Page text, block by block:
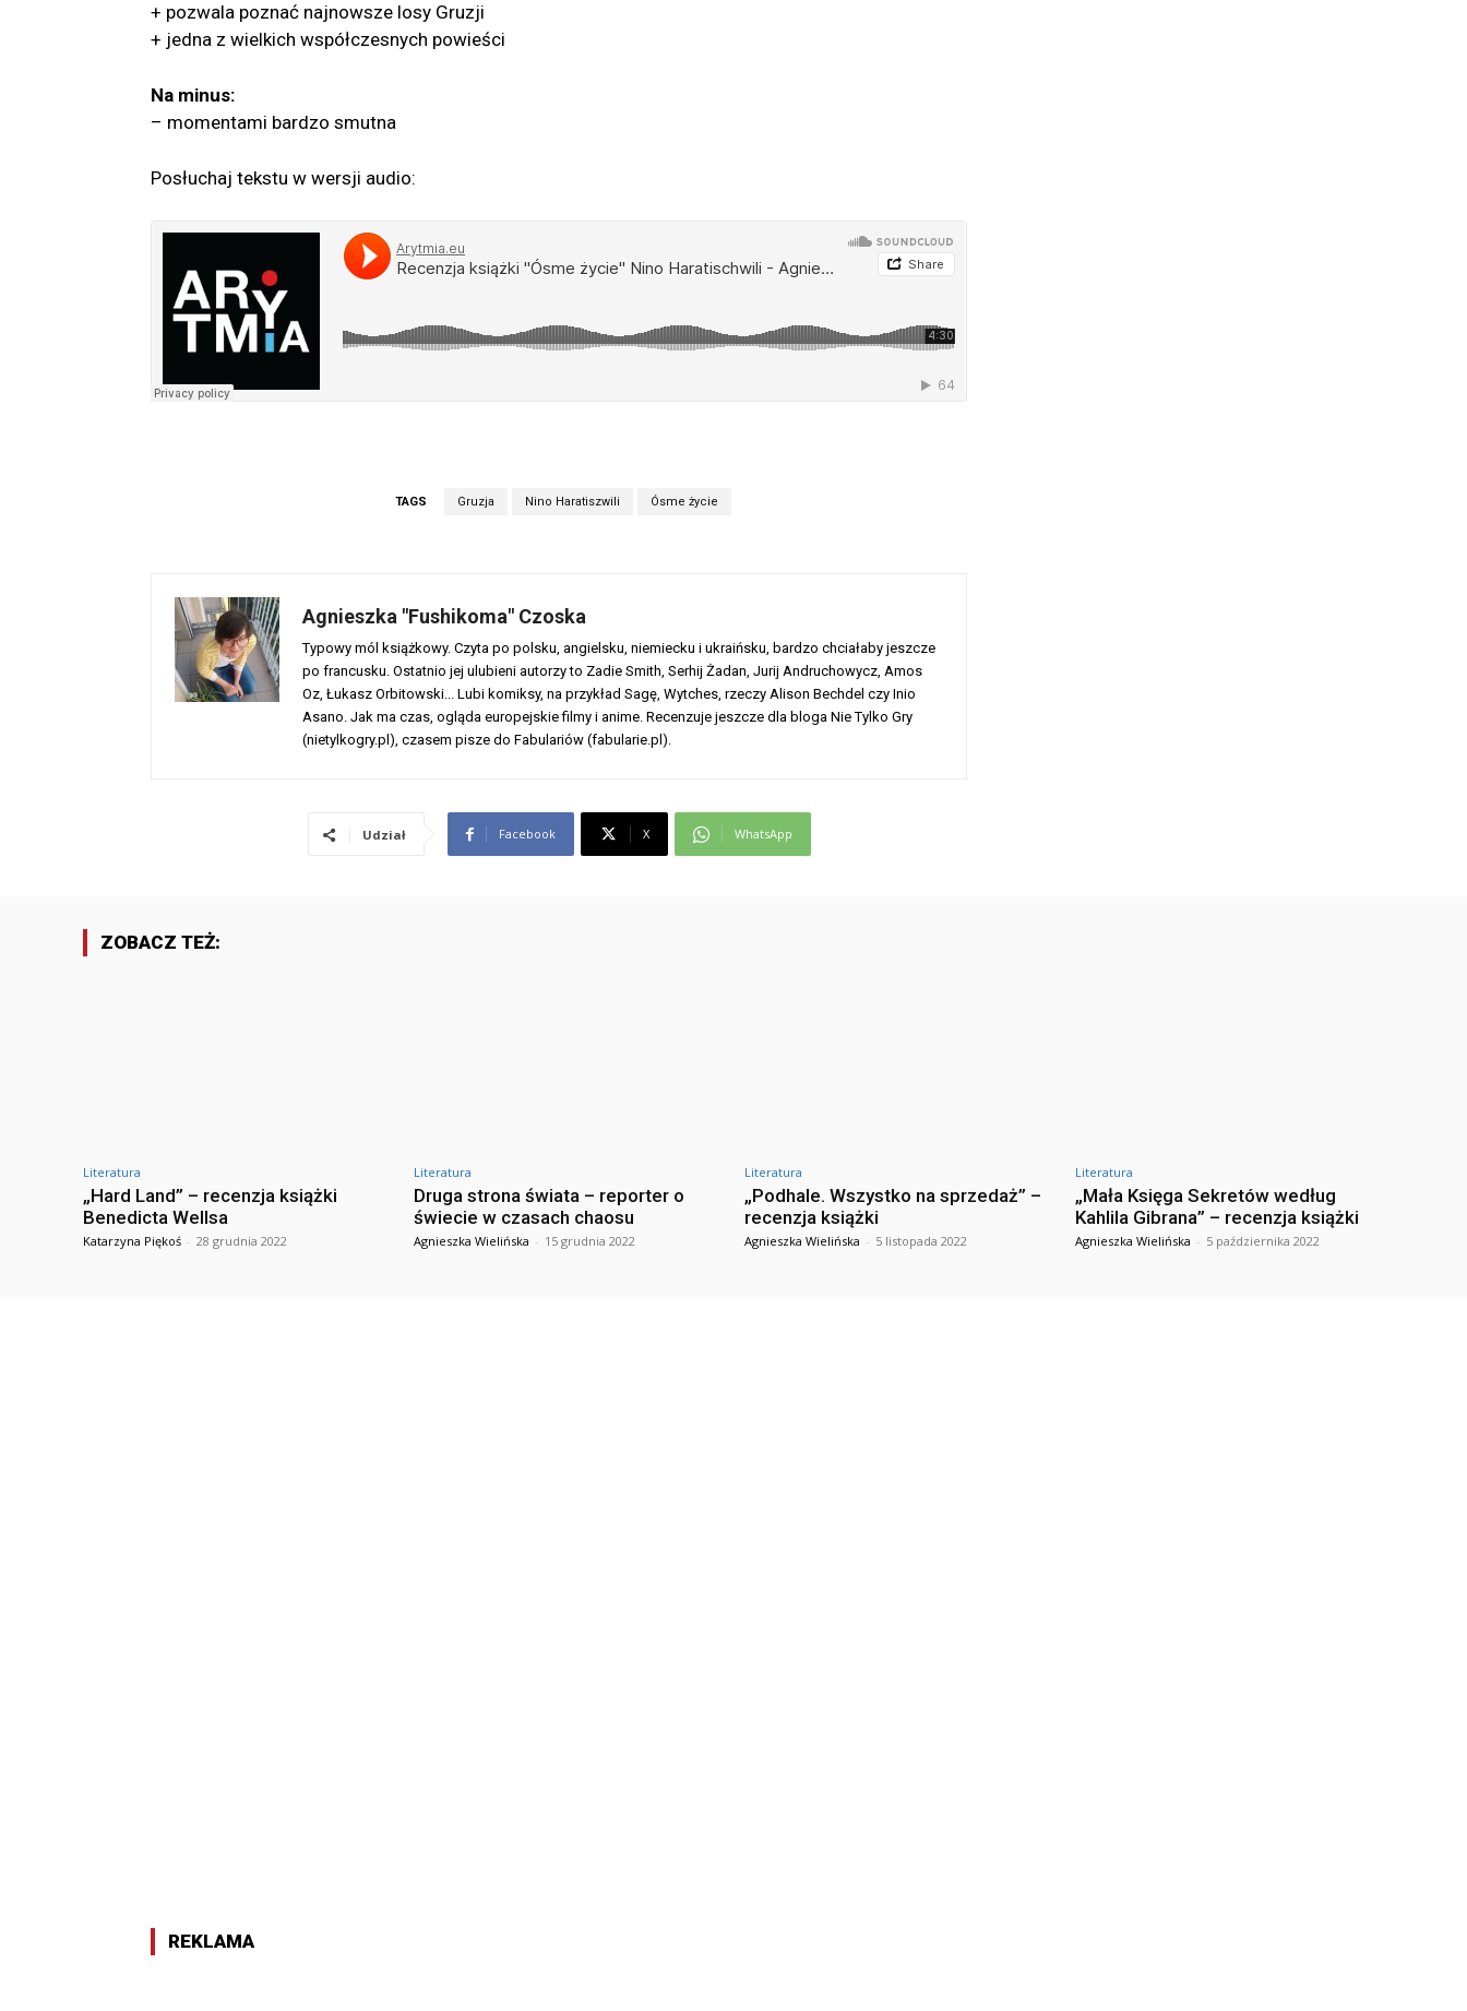
+ pozwala poznać najnowsze losy Gruzji
+ jedna z wielkich współczesnych powieści
Na minus:
– momentami bardzo smutna
Posłuchaj tekstu w wersji audio:
TAGS Gruzja Nino Haratiszwili Ósme życie
Agnieszka "Fushikoma" Czoska
Typowy mól książkowy. Czyta po polsku, angielsku, niemiecku i ukraińsku, bardzo chciałaby jeszcze
po francusku. Ostatnio jej ulubieni autorzy to Zadie Smith, Serhij Żadan, Jurij Andruchowycz, Amos
Oz, Łukasz Orbitowski... Lubi komiksy, na przykład Sagę, Wytches, rzeczy Alison Bechdel czy Inio
Asano. Jak ma czas, ogląda europejskie filmy i anime. Recenzuje jeszcze dla bloga Nie Tylko Gry
(nietylkogry.pl), czasem pisze do Fabulariów (fabularie.pl).
Udział Facebook X WhatsApp
ZOBACZ TEŻ:
Literatura
„Hard Land” – recenzja książki
Benedicta Wellsa
Katarzyna Piękoś - 28 grudnia 2022
Literatura
Druga strona świata – reporter o
świecie w czasach chaosu
Agnieszka Wielińska - 15 grudnia 2022
Literatura
„Podhale. Wszystko na sprzedaż” –
recenzja książki
Agnieszka Wielińska - 5 listopada 2022
Literatura
„Mała Księga Sekretów według
Kahlila Gibrana” – recenzja książki
Agnieszka Wielińska - 5 października 2022
REKLAMA